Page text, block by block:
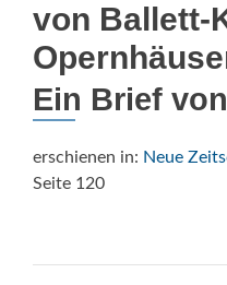
von Ballett-
Ein Brief
erschienen in: Neue
Seite 120